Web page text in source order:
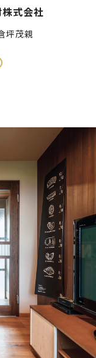
式会社
坪茂親